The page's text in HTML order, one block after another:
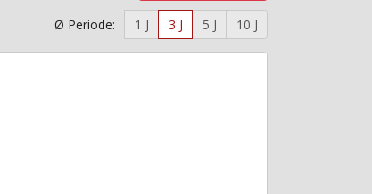
Ø Periode: 1 J 3 J 5 J 10 J